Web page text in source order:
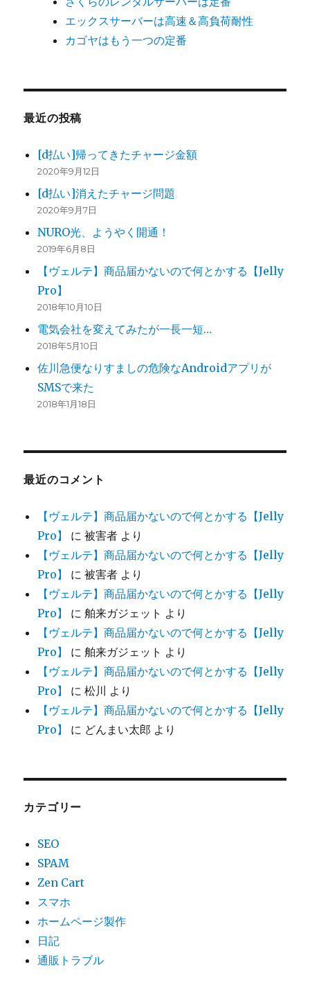
エックスサーバーは高速＆高負荷耐性
カゴヤはもう一つの定番
最近の投稿
[d払い]帰ってきたチャージ金額
2020年9月12日
[d払い]消えたチャージ問題
2020年9月7日
NURO光、ようやく開通！
2019年6月8日
【ヴェルテ】商品届かないので何とかする【Jelly
Pro】
2018年10月10日
電気会社を変えてみたが一長一短…
2018年5月10日
佐川急便なりすましの危険なAndroidアプリが
SMSで来た
2018年1月18日
最近のコメント
【ヴェルテ】商品届かないので何とかする【Jelly
Pro】
に被害者 より
【ヴェルテ】商品届かないので何とかする【Jelly
Pro】
に被害者 より
【ヴェルテ】商品届かないので何とかする【Jelly
Pro】
に舶来ガジェット より
【ヴェルテ】商品届かないので何とかする【Jelly
Pro】
に舶来ガジェット より
【ヴェルテ】商品届かないので何とかする【Jelly
Pro】
に松川 より
【ヴェルテ】商品届かないので何とかする【Jelly
Pro】
に どんまい太郎 より
カテゴリー
SEO
SPAM
Zen Cart
スマホ
ホームページ製作
日記
通販トラブル